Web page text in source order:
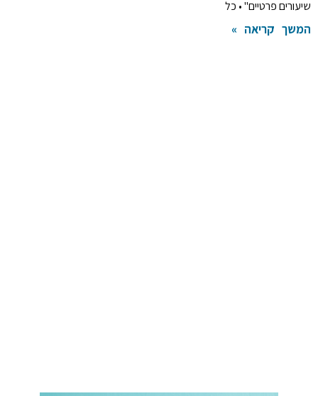
שיעורים פרטיים" • כל
המשך קריאה »